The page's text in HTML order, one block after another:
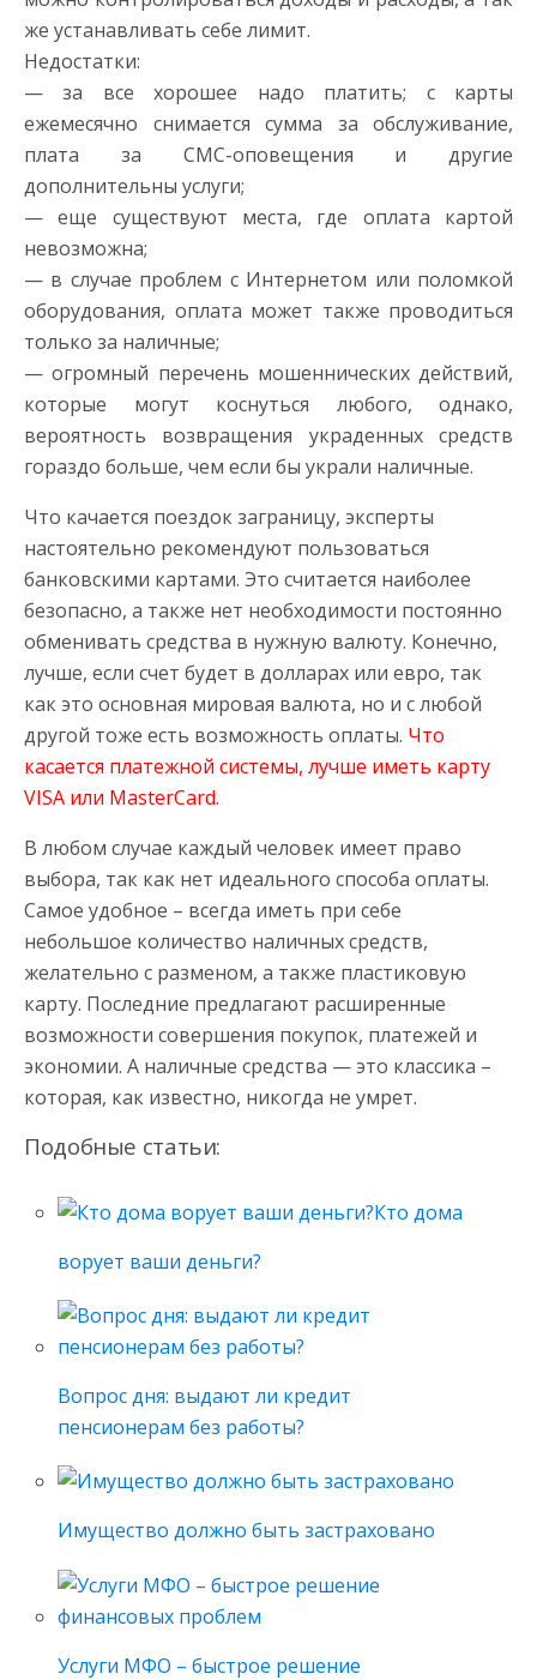
же устанавливать себе лимит.
Недостатки:
— за все хорошее надо платить; с карты
ежемесячно снимается сумма за обслуживание,
плата за СМС-оповещения и другие
дополнительны услуги;
— еще существуют места, где оплата картой
невозможна;
— в случае проблем с Интернетом или поломкой
оборудования, оплата может также проводиться
только за наличные;
— огромный перечень мошеннических действий,
которые могут коснуться любого, однако,
вероятность возвращения украденных средств
гораздо больше, чем если бы украли наличные.
Что качается поездок заграницу, эксперты
настоятельно рекомендуют пользоваться
банковскими картами. Это считается наиболее
безопасно, а также нет необходимости постоянно
обменивать средства в нужную валюту. Конечно,
лучше, если счет будет в долларах или евро, так
как это основная мировая валюта, но и с любой
другой тоже есть возможность оплаты. Что
касается платежной системы, лучше иметь карту
VISA или MasterCard.
В любом случае каждый человек имеет право
выбора, так как нет идеального способа оплаты.
Самое удобное – всегда иметь при себе
небольшое количество наличных средств,
желательно с разменом, а также пластиковую
карту. Последние предлагают расширенные
возможности совершения покупок, платежей и
экономии. А наличные средства — это классика –
которая, как известно, никогда не умрет.
Подобные статьи:
Кто дома
ворует ваши деньги?
Вопрос дня: выдают ли кредит
пенсионерам без работы?
Имущество должно быть застраховано
Услуги МФО – быстрое решение